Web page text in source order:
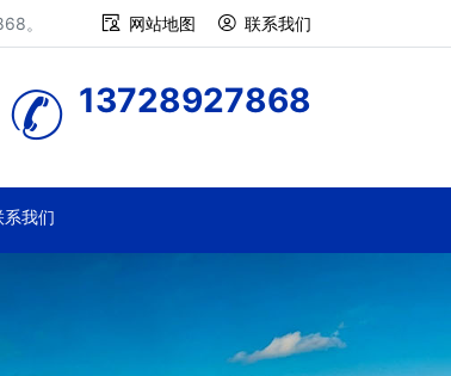
。 网站地图 联系我们
13728927868
系我们